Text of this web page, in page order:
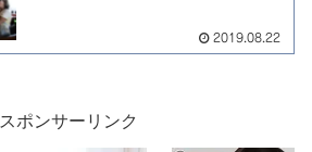
2019.08.22
スポンサーリンク